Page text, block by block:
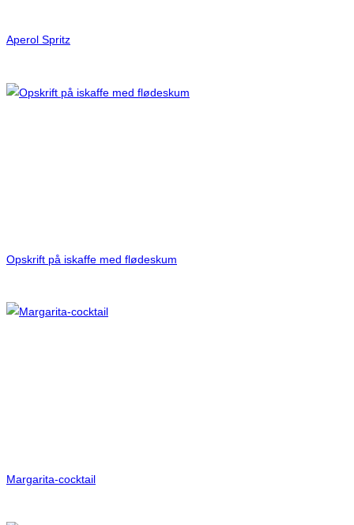
Aperol Spritz
Opskrift på iskaffe med flødeskum
Margarita-cocktail